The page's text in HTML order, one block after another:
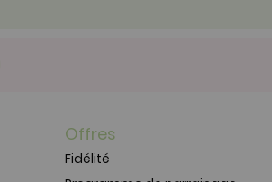
Offres
Fidélité